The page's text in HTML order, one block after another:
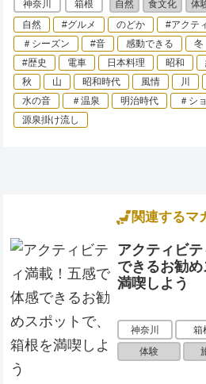
神奈川 箱根 自然 食文化 体
自然
#グルメ のどか #アクテ
＃シーズン
#音 感動できる 冬
#歴史
電車 日本料理 昭和
秋
山 昭和時代 風情 川
水の音
＃温泉 明治時代 ＃シ
源泉掛け流し
関連するマ
アクティビ
できるお勧
満喫しよう
神奈川 箱
体験